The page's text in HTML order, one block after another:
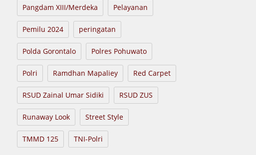
Pangdam XIII/Merdeka Pelayanan
Pemilu 2024 peringatan
Polda Gorontalo Polres Pohuwato
Polri Ramdhan Mapaliey Red Carpet
RSUD Zainal Umar Sidiki RSUD ZUS
Runaway Look Street Style
TMMD 125 TNI-Polri